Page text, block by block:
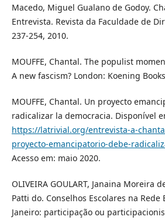
Macedo, Miguel Gualano de Godoy.
Entrevista. Revista da Faculdade de
237-254, 2010.
MOUFFE, Chantal. The populist
A new fascism? London: Koening
MOUFFE, Chantal. Un proyecto
radicalizar la democracia. Disponível
https://latrivial.org/entrevista-a-
proyecto-emancipatorio-debe-
Acesso em: maio 2020.
OLIVEIRA GOULART, Janaina Moreira
Patti do. Conselhos Escolares na Rede
Janeiro: participação ou